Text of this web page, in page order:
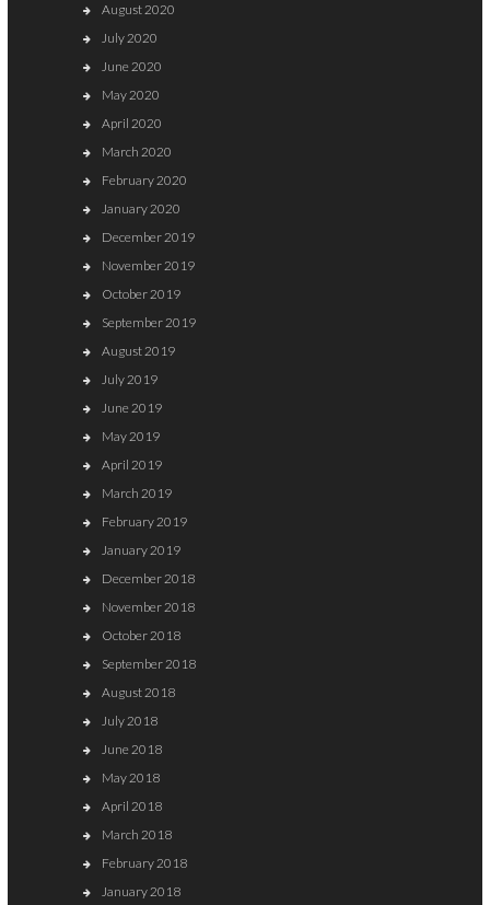
August 2020
July 2020
June 2020
May 2020
April 2020
March 2020
February 2020
January 2020
December 2019
November 2019
October 2019
September 2019
August 2019
July 2019
June 2019
May 2019
April 2019
March 2019
February 2019
January 2019
December 2018
November 2018
October 2018
September 2018
August 2018
July 2018
June 2018
May 2018
April 2018
March 2018
February 2018
January 2018